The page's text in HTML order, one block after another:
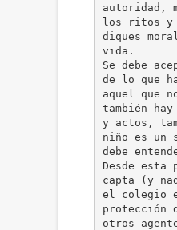
autoridad,
los ritos y
diques
vida.
Se debe
de lo que
aquel que
también
y actos,
niño es un
debe
Desde
capta (y
el colegio
protección
otros